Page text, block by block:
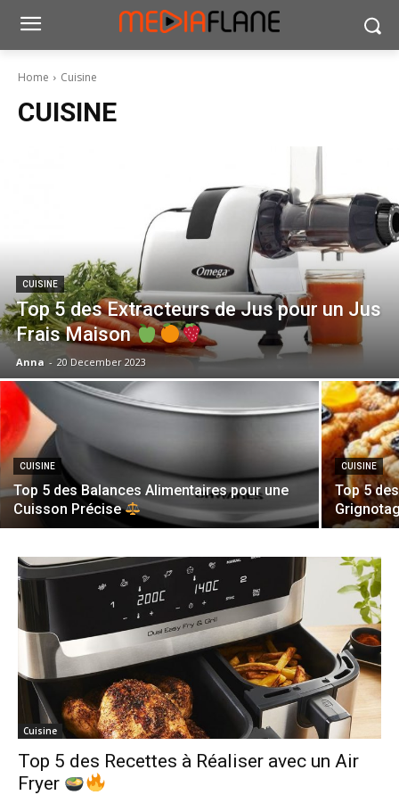
Home Cuisine
CUISINE
CUISINE
Top 5 des Extracteurs de Jus pour un Jus
Frais Maison
Anna - 20 December 2023
CUISINE
Top 5 des Balances Alimentaires pour une
Cuisson Précise
CUISINE
Top 5
Cuisine
Top 5 des Recettes à Réaliser avec un Air
Fryer